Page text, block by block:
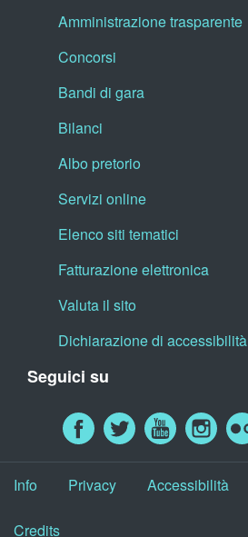
Amministrazione trasparente
Concorsi
Bandi di gara
Bilanci
Albo pretorio
Servizi online
Elenco siti tematici
Fatturazione elettronica
Valuta il sito
Dichiarazione di accessibilità
Seguici su
Info Privacy Accessibilità
Credits